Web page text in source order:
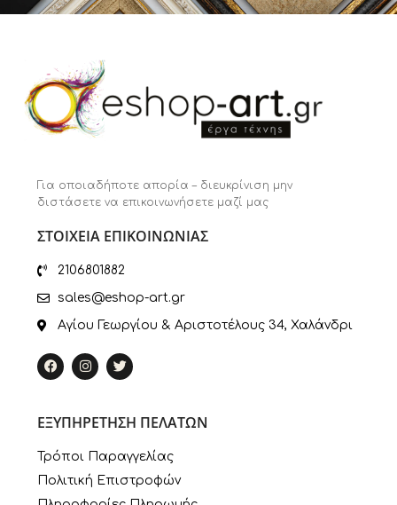
Για οποιαδήποτε απορία – διευκρίνιση μην
διστάσετε να επικοινωνήσετε μαζί μας
ΣΤΟΙΧΕΙΑ ΕΠΙΚΟΙΝΩΝΙΑΣ
2106801882
sales@eshop-art.gr
Αγίου Γεωργίου & Αριστοτέλους 34, Χαλάνδρι
ΕΞΥΠΗΡΕΤΗΣΗ ΠΕΛΑΤΩΝ
Τρόποι Παραγγελίας
Πολιτική Επιστροφών